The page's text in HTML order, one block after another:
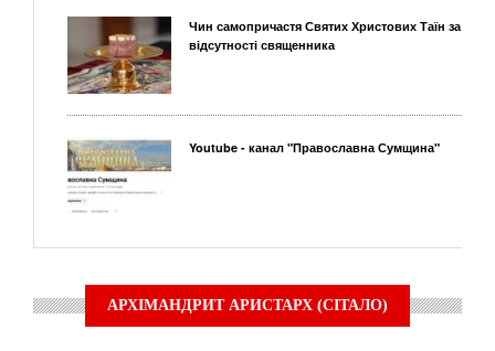
Чин самопричастя Святих Христових Таїн за
відсутності священника
Youtube - канал "Православна Сумщина"
АРХІМАНДРИТ АРИСТАРХ (СІТАЛО)